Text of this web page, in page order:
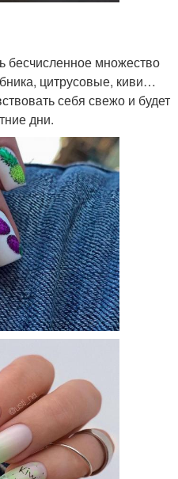
бесчисленное множество
цитрусовые, киви…
себя свежо и будет
дни.